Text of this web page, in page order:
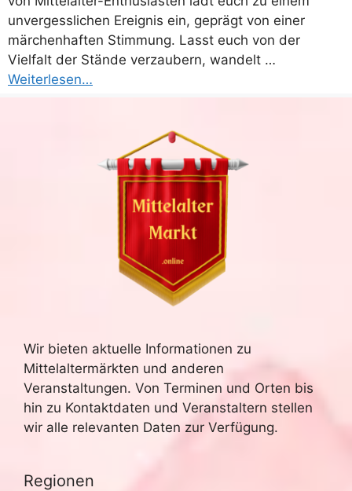
unvergesslichen Ereignis ein, geprägt von einer
märchenhaften Stimmung. Lasst euch von der
Vielfalt der Stände verzaubern, wandelt …
Weiterlesen…
Wir bieten aktuelle Informationen zu
Mittelaltermärkten und anderen
Veranstaltungen. Von Terminen und Orten bis
hin zu Kontaktdaten und Veranstaltern stellen
wir alle relevanten Daten zur Verfügung.
Regionen